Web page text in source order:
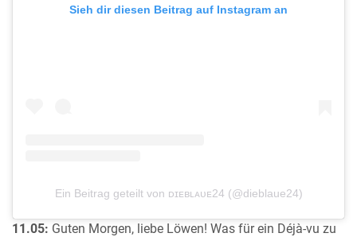
Sieh dir diesen Beitrag auf Instagram an
Ein Beitrag geteilt von ᴅɪᴇʙʟᴀᴜᴇ24 (@dieblaue24)
11.05: Guten Morgen, liebe Löwen! Was für ein Déjà-vu zu